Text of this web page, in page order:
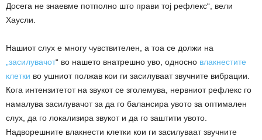
Досега не знаевме потполно што прави тој рефлекс“, вели
Хаусли.
Нашиот слух е многу чувствителен, а тоа се должи на
„засилувачот“ во нашето внатрешно уво, односно влакнестите
клетки во ушниот полжав кои ги засилуваат звучните вибрации.
Кога интензитетот на звукот се зголемува, нервниот рефлекс го
намалува засилувачот за да го балансира увото за оптимален
слух, да го локализира звукот и да го заштити увото.
Надворешните влакнести клетки кои ги засилуваат звучните